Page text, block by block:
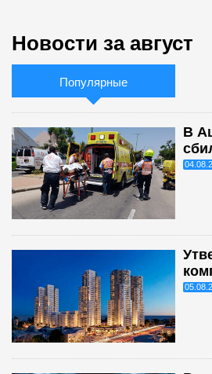
Новости за август
Популярные
В